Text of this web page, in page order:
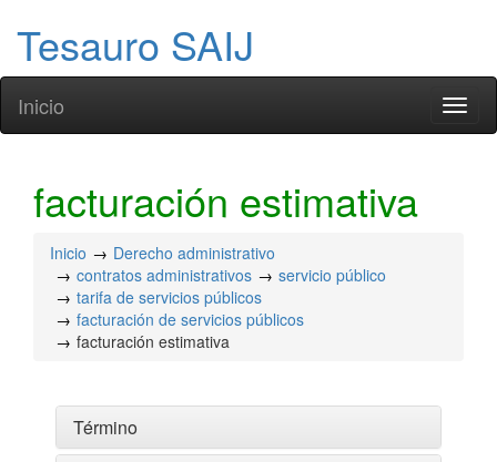
Tesauro SAIJ
Inicio
facturación estimativa
Inicio
Derecho administrativo
contratos administrativos
servicio público
tarifa de servicios públicos
facturación de servicios públicos
facturación estimativa
Término